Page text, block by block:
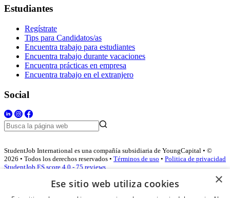
Estudiantes
Regístrate
Tips para Candidatos/as
Encuentra trabajo para estudiantes
Encuentra trabajo durante vacaciones
Encuentra prácticas en empresa
Encuentra trabajo en el extranjero
Social
StudentJob International es una compañía subsidiaria de YoungCapital • ©
2026 • Todos los derechos reservados • Términos de uso • Politica de privacidad
StudentJob ES score 4.0 - 75 reviews
×
Ese sitio web utiliza cookies